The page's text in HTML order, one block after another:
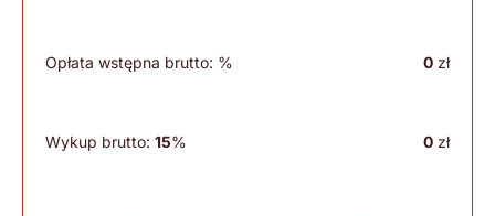
Opłata wstępna brutto: % 0 zł
Wykup brutto: 15% 0 zł